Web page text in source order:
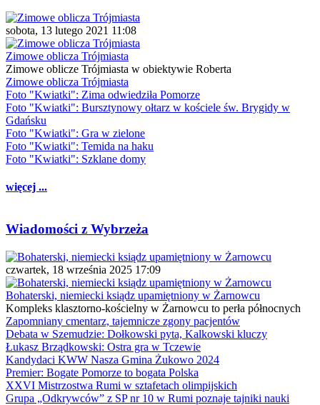
sobota, 13 lutego 2021 11:08
Zimowe oblicza Trójmiasta
Zimowe oblicze Trójmiasta w obiektywie Roberta
Zimowe oblicza Trójmiasta
Foto "Kwiatki": Zima odwiedziła Pomorze
Foto "Kwiatki": Bursztynowy ołtarz w kościele św. Brygidy w
Gdańsku
Foto "Kwiatki": Gra w zielone
Foto "Kwiatki": Temida na haku
Foto "Kwiatki": Szklane domy
więcej ...
Wiadomości z Wybrzeża
czwartek, 18 września 2025 17:09
Bohaterski, niemiecki ksiądz upamiętniony w Żarnowcu
Kompleks klasztorno-kościelny w Żarnowcu to perła północnych
Zapomniany cmentarz, tajemnicze zgony pacjentów
Debata w Szemudzie: Dołkowski pyta, Kalkowski kluczy
Łukasz Brządkowski: Ostra gra w Tczewie
Kandydaci KWW Nasza Gmina Żukowo 2024
Premier: Bogate Pomorze to bogata Polska
XXVI Mistrzostwa Rumi w sztafetach olimpijskich
Grupa „Odkrywców” z SP nr 10 w Rumi poznaje tajniki nauki